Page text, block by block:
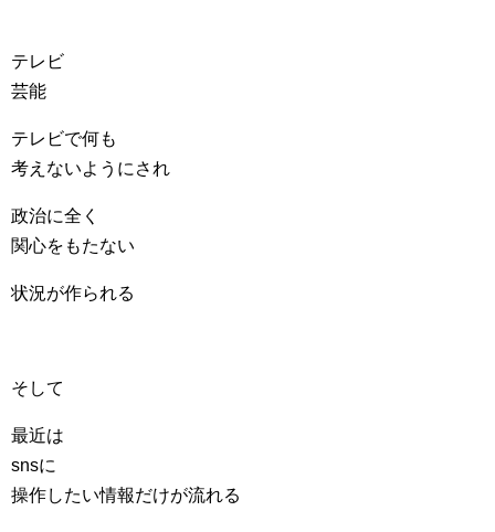
テレビ
芸能
テレビで何も
考えないようにされ
政治に全く
関心をもたない
状況が作られる
そして
最近は
snsに
操作したい情報だけが流れる